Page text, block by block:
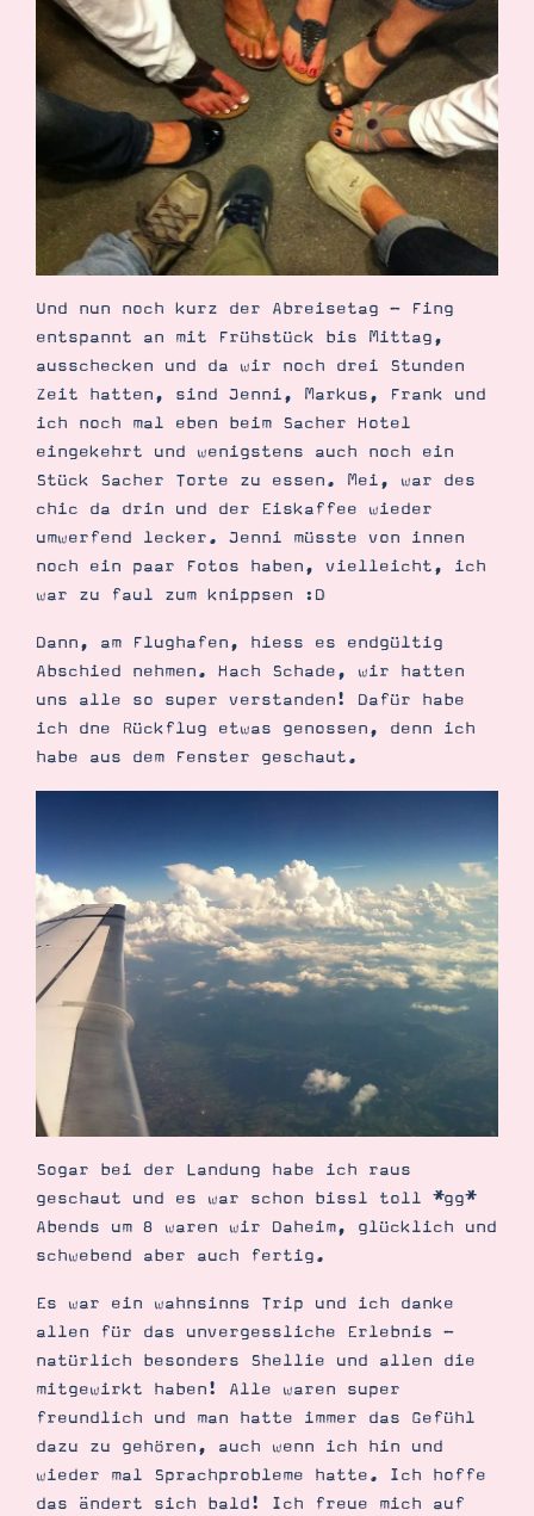
Und nun noch kurz der Abreisetag - Fing
entspannt an mit Frühstück bis Mittag,
ausschecken und da wir noch drei Stunden
Zeit hatten, sind Jenni, Markus, Frank und
ich noch mal eben beim Sacher Hotel
eingekehrt und wenigstens auch noch ein
Stück Sacher Torte zu essen. Mei, war des
chic da drin und der Eiskaffee wieder
umwerfend lecker. Jenni müsste von innen
noch ein paar Fotos haben, vielleicht, ich
war zu faul zum knippsen :D
Dann, am Flughafen, hiess es endgültig
Abschied nehmen. Hach Schade, wir hatten
uns alle so super verstanden! Dafür habe
ich dne Rückflug etwas genossen, denn ich
habe aus dem Fenster geschaut.
Sogar bei der Landung habe ich raus
geschaut und es war schon bissl toll *gg*
Abends um 8 waren wir Daheim, glücklich und
schwebend aber auch fertig.
Es war ein wahnsinns Trip und ich danke
allen für das unvergessliche Erlebnis -
natürlich besonders Shellie und allen die
mitgewirkt haben! Alle waren super
freundlich und man hatte immer das Gefühl
dazu zu gehören, auch wenn ich hin und
wieder mal Sprachprobleme hatte. Ich hoffe
das ändert sich bald! Ich freue mich auf